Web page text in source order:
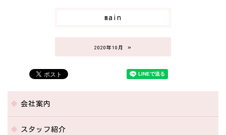
main
2020年10月 »
会社案内
スタッフ紹介